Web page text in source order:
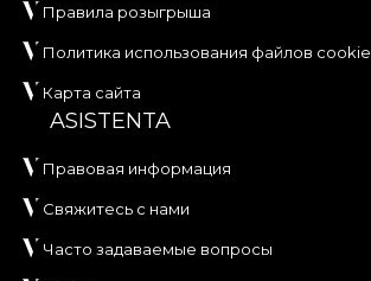
Правила розыгрыша
Политика использования файлов cookie
Карта сайта
ASISTENTA
Правовая информация
Свяжитесь с нами
Часто задаваемые вопросы